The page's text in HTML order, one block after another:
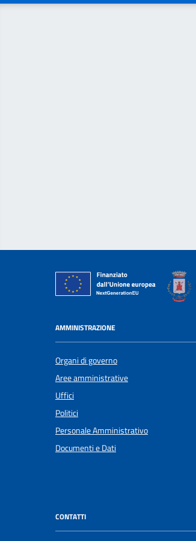
AMMINISTRAZIONE
Organi di governo
Aree amministrative
Uffici
Politici
Personale Amministrativo
Documenti e Dati
CONTATTI